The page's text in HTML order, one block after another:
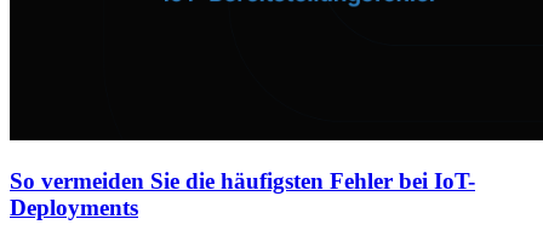
So vermeiden Sie die häufigsten Fehler bei IoT-
Deployments